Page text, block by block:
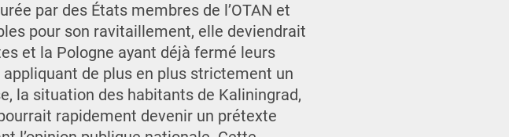
par des États membres de l’OTAN et
pour son ravitaillement, elle deviendrait
et la Pologne ayant déjà fermé leurs
de plus en plus strictement un
la situation des habitants de Kaliningrad,
rapidement devenir un prétexte